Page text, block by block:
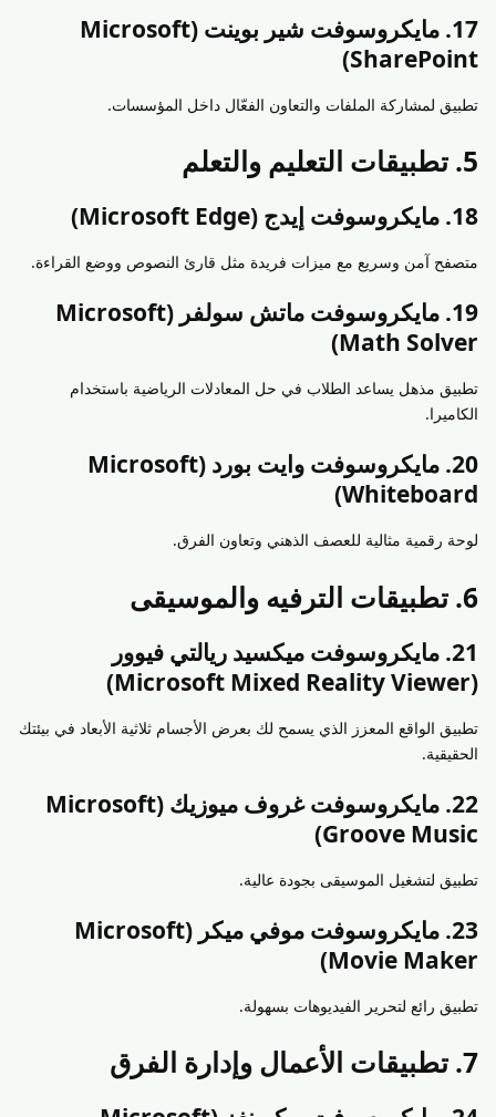
17. مايكروسوفت شير بوينت (Microsoft
SharePoint)
تطبيق لمشاركة الملفات والتعاون الفعّال داخل المؤسسات.
5. تطبيقات التعليم والتعلم
18. مايكروسوفت إيدج (Microsoft Edge)
متصفح آمن وسريع مع ميزات فريدة مثل قارئ النصوص ووضع القراءة.
19. مايكروسوفت ماتش سولفر (Microsoft
Math Solver)
تطبيق مذهل يساعد الطلاب في حل المعادلات الرياضية باستخدام
الكاميرا.
20. مايكروسوفت وايت بورد (Microsoft
Whiteboard)
لوحة رقمية مثالية للعصف الذهني وتعاون الفرق.
6. تطبيقات الترفيه والموسيقى
21. مايكروسوفت ميكسيد ريالتي فيوور
(Microsoft Mixed Reality Viewer)
تطبيق الواقع المعزز الذي يسمح لك بعرض الأجسام ثلاثية الأبعاد في بيئتك
الحقيقية.
22. مايكروسوفت غروف ميوزيك (Microsoft
Groove Music)
تطبيق لتشغيل الموسيقى بجودة عالية.
23. مايكروسوفت موفي ميكر (Microsoft
Movie Maker)
تطبيق رائع لتحرير الفيديوهات بسهولة.
7. تطبيقات الأعمال وإدارة الفرق